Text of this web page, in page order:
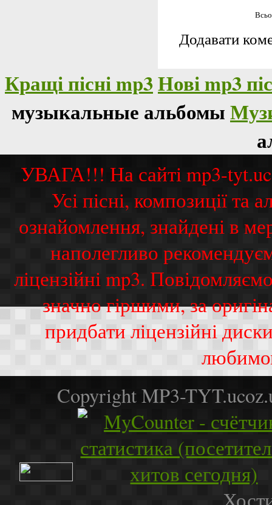
Додавати
Кращі пісні mp3Нові mp3
музыкальные альбомы
УВАГА!!! На сайті mp3-
Усі пісні, композиції
ознайомлення, знайдені в
наполегливо
ліцензійні mp3.
значно гіршими, за
придбати ліцензійні
Copyright MP3-